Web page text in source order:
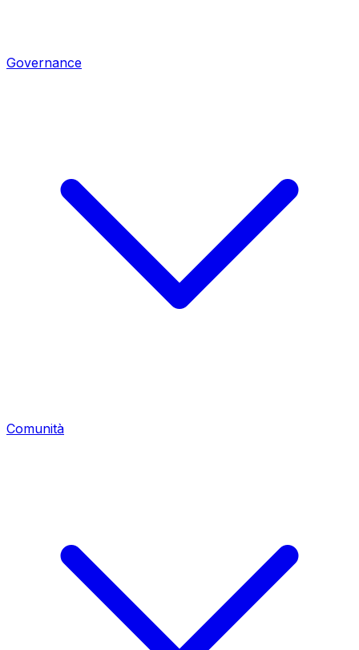
Governance
Comunità